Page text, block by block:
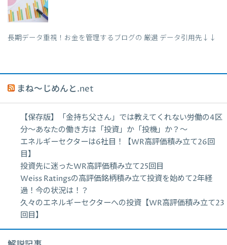
長期データ重視！お金を管理するブログの 厳選 データ引用先↓↓
まね～じめんと.net
【保存版】「金持ち父さん」では教えてくれない労働の4区
分〜あなたの働き方は「投資」か「投機」か？〜
エネルギーセクターは6社目！【WR高評価積み立て26回
目】
投資先に迷ったWR高評価積み立て25回目
Weiss Ratingsの高評価銘柄積み立て投資を始めて2年経
過！今の状況は！？
久々のエネルギーセクターへの投資【WR高評価積み立て23
回目】